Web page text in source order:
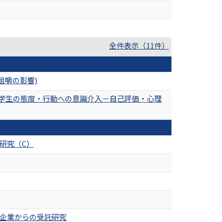
全件表示（11件）
嚼の影響)
の態度・行動への意識介入－自己評価・心理
（C）
業からの受託研究